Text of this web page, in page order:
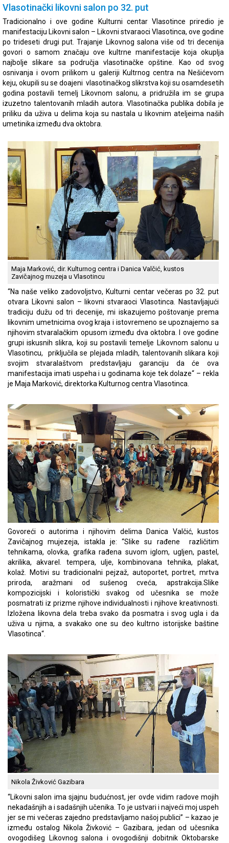
Vlasotinački likovni salon po 32. put
Tradicionalno i ove godine Kulturni centar Vlasotince priredio je
manifestaciju Likovni salon – Likovni stvaraoci Vlasotinca, ove godine
po trideseti drugi put. Trajanje Likovnog salona više od tri decenija
govori o samom značaju ove kultrne manifestacije koja okuplja
najbolje slikare sa područja vlasotinačke opštine. Kao od svog
osnivanja i ovom prilikom u galeriji Kultrnog centra na Nešićevom
keju, okupili su se doajeni vlasotinačkog slikrstva koji su osamdesetih
godina postavili temelj Likovnom salonu, a pridružila im se grupa
izuzetno talentovanih mladih autora. Vlasotinačka publika dobila je
priliku da uživa u delima koja su nastala u likovnim ateljeima naših
umetinika između dva oktobra.
Maja Marković, dir. Kulturnog centra i Danica Valčić, kustos
Zavičajnog muzeja u Vlasotincu
“Na naše veliko zadovoljstvo, Kulturni centar večeras po 32. put
otvara Likovni salon – likovni stvaraoci Vlasotinca. Nastavljajući
tradiciju dužu od tri decenije, mi iskazujemo poštovanje prema
likovnim umetnicima ovog kraja i istovremeno se upoznajemo sa
njihovim stvaralačkim opusom između dva oktobra. I ove godine
grupi iskusnih slikra, koji su postavili temelje Likovnom salonu u
Vlasotincu, priključila se plejada mladih, talentovanih slikara koji
svojim stvaralaštvom predstavljaju garanciju da će ova
manifestacija imati uspeha i u godinama koje tek dolaze“ – rekla
je Maja Marković, direktorka Kulturnog centra Vlasotinca.
Govoreći o autorima i njihovim delima Danica Valčić, kustos
Zavičajnog mujezeja, istakla je: “Slike su rađene različitim
tehnikama, olovka, grafika rađena suvom iglom, ugljen, pastel,
akrilika, akvarel. tempera, ulje, kombinovana tehnika, plakat,
kolaž. Motivi su tradicionalni pejzaž, autoportet, portret, mrtva
priroda, aražmani od sušenog cveća, apstrakcija.Slike
kompozicijski i koloristički svakog od učesnika se može
posmatrati iz prizme njihove individualnosti i njihove kreativnosti.
Izložena likovna dela treba svako da posmatra i svog ugla i da
uživa u njima, a svakako one su deo kultrno istorijske baštine
Vlasotinca“.
Nikola Živković Gazibara
“Likovni salon ima sjajnu budućnost, jer ovde vidim radove mojih
nekadašnjih a i sadašnjih učenika. To je ustvari i najveći moj uspeh
jer se mi večeras zajedno predstavljamo našoj publici” – kazao je
između ostalog Nikola Živković – Gazibara, jedan od učesnika
ovogodišeg Likovnog salona i ovogodišnji dobitnik Oktobarske